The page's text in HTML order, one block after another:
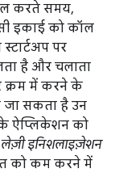
करते समय,
इकाई को कॉल
पर
है और चलाता
क्रम में करने के
जा सकता है उन
ऐप्लिकेशन को
लेज़ी इनिशलाइज़ेशन
को कम करने में